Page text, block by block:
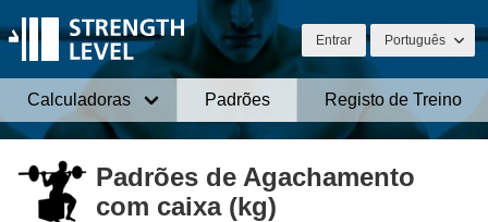
Entrar Português
Calculadoras Padrões Registo de Treino
Padrões de Agachamento
com caixa (kg)